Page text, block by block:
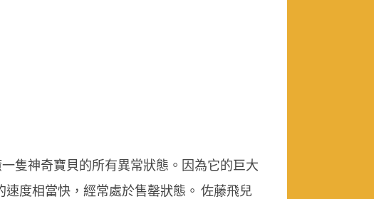
隻神奇寶貝的所有異常狀態。因為它的巨大
度相當快，經常處於售罄狀態。 佐藤飛兒